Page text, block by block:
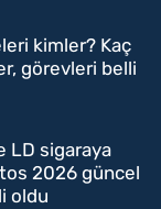
kimler? Kaç
görevleri belli
LD sigaraya
2026 güncel
oldu